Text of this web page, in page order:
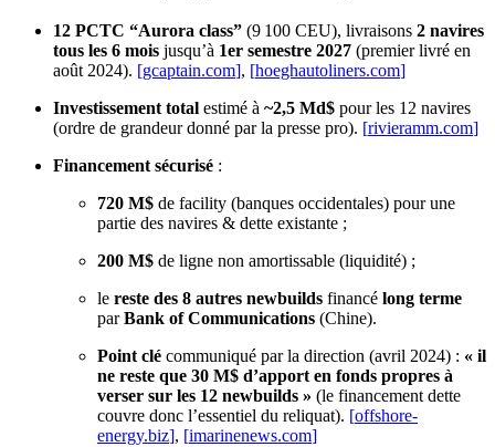
12 PCTC “Aurora class” (9 100 CEU), livraisons 2 navires
tous les 6 mois jusqu’à 1er semestre 2027 (premier livré en
août 2024). [gcaptain.com], [hoeghautoliners.com]
Investissement total estimé à ~2,5 Md$ pour les 12 navires
(ordre de grandeur donné par la presse pro). [rivieramm.com]
Financement sécurisé :
720 M$ de facility (banques occidentales) pour une
partie des navires & dette existante ;
200 M$ de ligne non amortissable (liquidité) ;
le reste des 8 autres newbuilds financé long terme
parBank of Communications (Chine).
Point clé communiqué par la direction (avril 2024) : « il
ne reste que 30 M$ d’apport en fonds propres à
verser sur les 12 newbuilds » (le financement dette
couvre donc l’essentiel du reliquat). [offshore-
energy.biz], [imarinenews.com]